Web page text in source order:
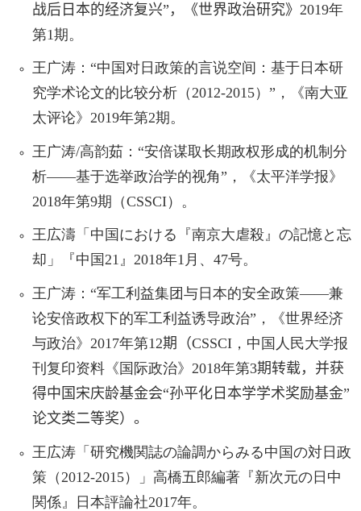
战后日本的经济复兴”，《世界政治研究》 2019年
第1期。
王广涛：“中国对日政策的言说空间：基于日本研
究学术论文的比较分析（2012-2015）”，《南大亚
太评论》 2019年第2期。
王广涛/高韵茹：“安倍谋取长期政权形成的机制分
析——基于选举政治学的视角”，《太平洋学报》
2018年第9期（CSSCI）。
王広濤「中国における『南京大虐殺』の記憶と忘
却」『中国21』 2018年1 月、 47号。
王广涛：“军工利益集团与日本的安全政策——兼
论安倍政权下的军工利益诱导政治”，《世界经济
与政治》 2017年第12期 （CSSCI ，中国人民大学报
刊复印资料《国际政治》 2018年第3期转载， 并获
得中国宋庆龄基金会“孙平化日本学学术奖励基金”
论文类二等奖） 。
王広涛「研究機関誌の論調からみる中国の対日政
策（ 2012-2015）」高橋五郎編著『新次元の日中
関係』日本評論社2017年。